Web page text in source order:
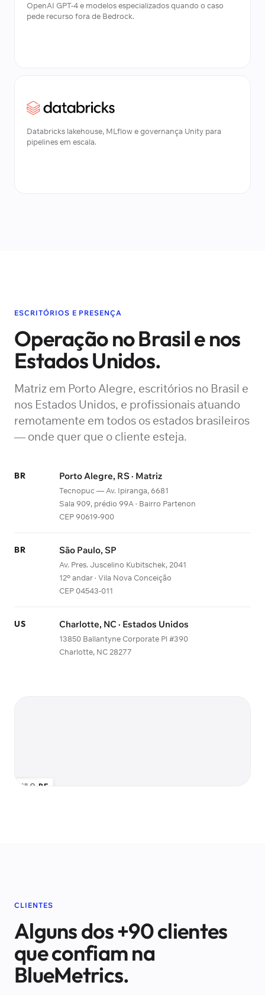
OpenAI GPT-4 e modelos especializados quando o caso
pede recurso fora de Bedrock.
Databricks lakehouse, MLflow e governança Unity para
pipelines em escala.
ESCRITÓRIOS E PRESENÇA
Operação no Brasil e nos
Estados Unidos.
Matriz em Porto Alegre, escritórios no Brasil e
nos Estados Unidos, e profissionais atuando
remotamente em todos os estados brasileiros
— onde quer que o cliente esteja.
BR Porto Alegre, RS · Matriz
Tecnopuc — Av. Ipiranga, 6681
Sala 909, prédio 99A · Bairro Partenon
CEP 90619-900
BR São Paulo, SP
Av. Pres. Juscelino Kubitschek, 2041
12º andar · Vila Nova Conceição
CEP 04543-011
US Charlotte, NC · Estados Unidos
13850 Ballantyne Corporate Pl #390
Charlotte, NC 28277
USA
ALEGRE
SÃO PAULO
CLIENTES
Alguns dos +90 clientes
que confiam na
BlueMetrics.